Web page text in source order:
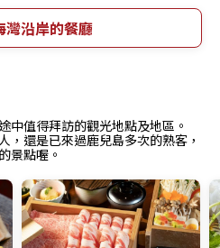
灣沿岸的餐廳
中值得拜訪的觀光地點及地區。
，還是已來過鹿兒島多次的熟客，
景點喔。